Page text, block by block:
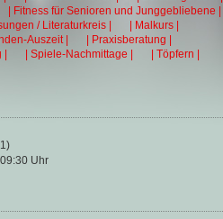
| Fitness für Senioren und Junggebliebene |
/ Literaturkreis |
| Malkurs |
Auszeit |
| Praxisberatung |
| | Spiele-Nachmittage |
| Töpfern |
Uhr